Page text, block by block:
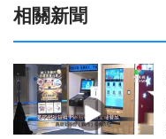
相關新聞